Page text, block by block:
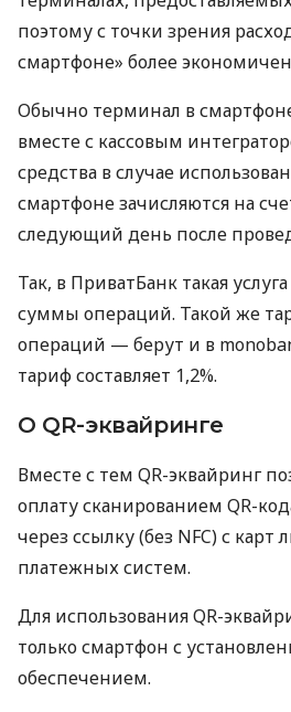
поэтому с точки зрения
смартфоне» более
Обычно терминал в
вместе с кассовым
средства в случае
смартфоне зачисляются на
следующий день после
Так, в ПриватБанк такая
суммы операций. Такой же
операций — берут и в
тариф составляет 1,2%.
О QR-эквайринге
Вместе с тем QR-эквайринг
оплату сканированием QR-
через ссылку (без NFC) с карт
платежных систем.
Для использования QR-
только смартфон с
обеспечением.